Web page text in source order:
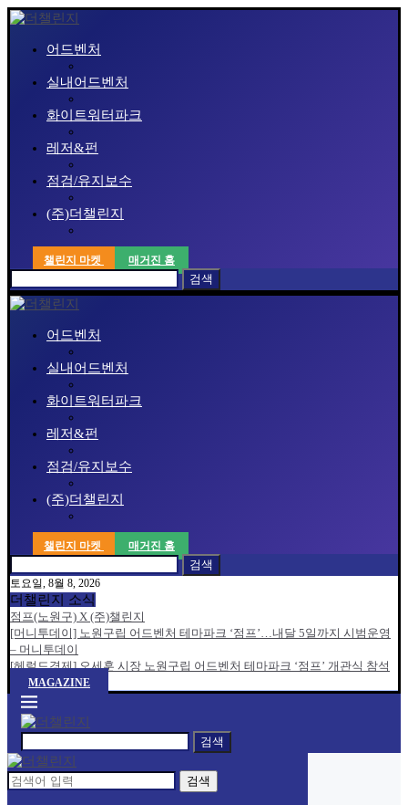
어드벤처
실내어드벤처
화이트워터파크
레저&펀
점검/유지보수
(주)더챌린지
챌린지 마켓 매거진 홈
검색
어드벤처
실내어드벤처
화이트워터파크
레저&펀
점검/유지보수
(주)더챌린지
챌린지 마켓 매거진 홈
검색
토요일, 8월 8, 2026
더챌린지 소식
점프(노원구) X (주)챌린지
[머니투데이] 노원구립 어드벤처 테마파크 ‘점프’…내달 5일까지 시범운영
– 머니투데이
[헤럴드경제] 오세훈 시장 노원구립 어드벤처 테마파크 ‘점프’ 개관식 참석
MAGAZINE
검색
검색